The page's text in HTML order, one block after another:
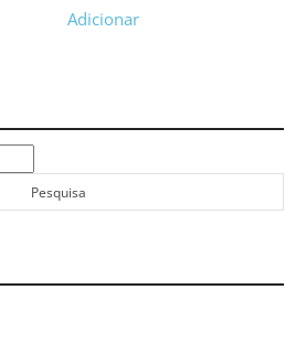
Adicionar
Pesquisa